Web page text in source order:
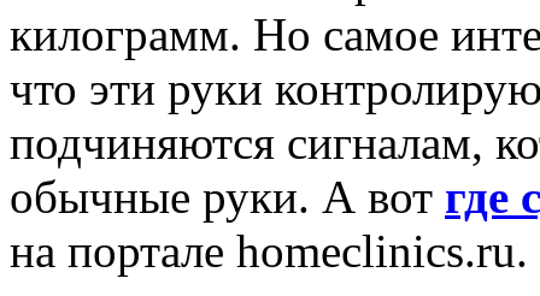
килограмм. Но самое
что эти руки
подчиняются сигналам,
обычные руки. А вот где
на портале homeclinics.ru.